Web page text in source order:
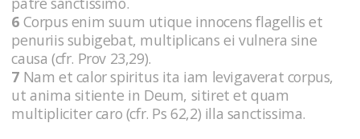
6 Corpus enim suum utique innocens flagellis et
penuriis subigebat, multiplicans ei vulnera sine
causa (cfr. Prov 23,29).
7 Nam et calor spiritus ita iam levigaverat corpus,
ut anima sitiente in Deum, sitiret et quam
multipliciter caro (cfr. Ps 62,2) illa sanctissima.